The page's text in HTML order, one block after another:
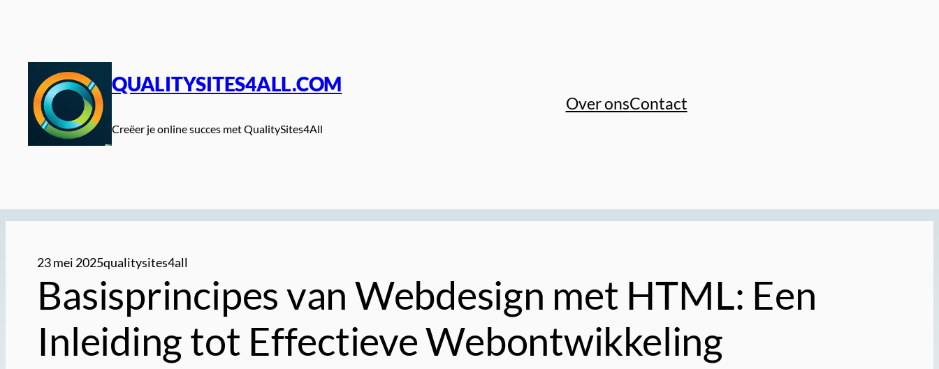
QUALITYSITES4ALL.COM
Creëer je online succes met QualitySites4All
Over onsContact
23 mei 2025qualitysites4all
Basisprincipes van Webdesign met HTML: Een
Inleiding tot Effectieve Webontwikkeling